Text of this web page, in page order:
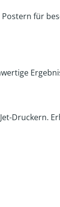
für
Druckern.